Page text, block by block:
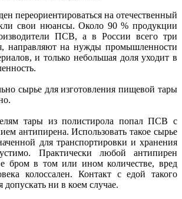
переориентироваться на отечественный
свои нюансы. Около 90 % продукции
ПСВ, а в России всего три
направляют на нужды промышленности
и только небольшая доля уходит в
сырье для изготовления пищевой тары
тары из полистирола попал ПСВ с
антипирена. Использовать такое сырье
для транспортировки и хранения
Практически любой антипирен
бром в том или ином количестве, вред
колоссален. Контакт с едой такого
допускать ни в коем случае.